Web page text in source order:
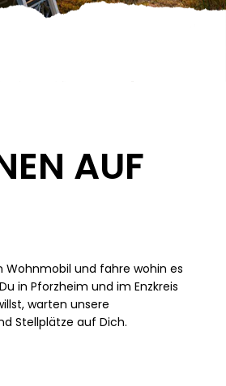
AUF
Wohnmobil und fahre wohin es
in Pforzheim und im Enzkreis
warten unsere
Stellplätze auf Dich.